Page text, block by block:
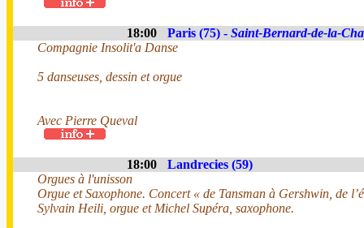
18:00 Paris (75) - Saint-Bernard-de-la-
Compagnie Insolit'a Danse
5 danseuses, dessin et orgue
Avec Pierre Queval
18:00
Landrecies (59)
Orgues à l'unisson
Orgue et Saxophone. Concert « de Tansman à Gershwin, de
Sylvain Heili, orgue et Michel Supéra, saxophone.